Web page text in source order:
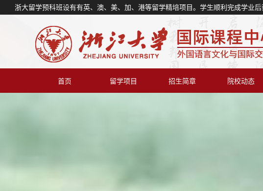
浙大留学预科班设有有英、澳、美、加、港等留学精培项目。学生顺利完成学业
首页 留学项目 招生简章 院校动态